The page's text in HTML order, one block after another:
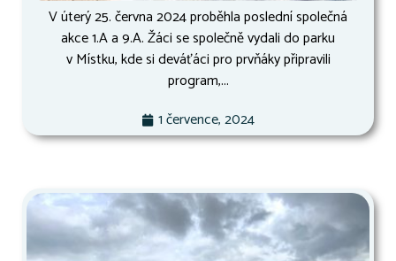
V úterý 25. června 2024 proběhla poslední společná
akce 1.A a 9.A. Žáci se společně vydali do parku
v Místku, kde si deváťáci pro prvňáky připravili
program,...
1 července, 2024